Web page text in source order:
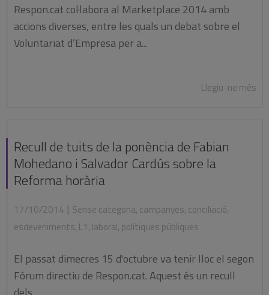
Respon.cat col·labora al Marketplace 2014 amb
accions diverses, entre les quals un debat sobre el
Voluntariat d’Empresa per a...
Llegiu-ne més
Recull de tuits de la ponència de Fabian
Mohedano i Salvador Cardús sobre la
Reforma horària
17/10/2014 | Sense categoria, campanyes, conciliació,
esdeveniments, L1, laboral, polítiques públiques
El passat dimecres 15 d'octubre va tenir lloc el segon
Fòrum directiu de Respon.cat. Aquest és un recull